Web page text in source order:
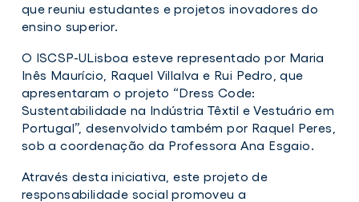
que reuniu estudantes e projetos inovadores do
ensino superior.
O ISCSP-ULisboa esteve representado por Maria
Inês Maurício, Raquel Villalva e Rui Pedro, que
apresentaram o projeto “Dress Code:
Sustentabilidade na Indústria Têxtil e Vestuário em
Portugal”, desenvolvido também por Raquel Peres,
sob a coordenação da Professora Ana Esgaio.
Através desta iniciativa, este projeto de
responsabilidade social promoveu a